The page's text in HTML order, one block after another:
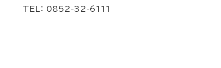
TEL： 0852-32-6111